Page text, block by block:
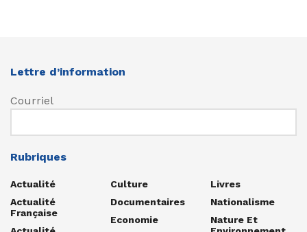
Lettre d’information
Courriel
Rubriques
Actualité
Actualité
Française
Culture
Documentaires
Economie
Livres
Nationalisme
Nature Et